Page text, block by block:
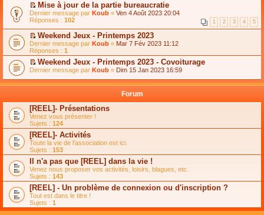
C
o
n
s
u
l
t
e
r
l
e
s
s
a
g
e
n
o
n
l
u
l
e
p
l
u
s
Mise à jour de la partie bureaucratie
Dernier message par Koub « Ven 4 Août 2023 20:04
Réponses : 102 1 2 3 4 5
C
o
n
s
u
t
l
e
m
e
s
s
a
g
e
n
o
n
l
u
l
e
Weekend Jeux - Printemps 2023
Dernier message par Koub « Mar 7 Fév 2023 11:12
Réponses : 1
C
n
l
t
e
r
l
e
m
e
s
s
a
g
e
n
o
n
Weekend Jeux - Printemps 2023 - Covoiturage
Dernier message par Koub « Dim 15 Jan 2023 16:59
Forum
[REEL]- Présentations
Venez vous présenter !
Sujets : 124
[REEL]- Activités
Toute la vie de l'association est ici.
Sujets : 153
Il n'a pas que [REEL] dans la vie !
Venez nous proposer vos activités, loisirs, blagues, etc.
Sujets : 143
[REEL] - Un problème de connexion ou d'inscription ?
Tout est dans le titre !
Sujets : 1